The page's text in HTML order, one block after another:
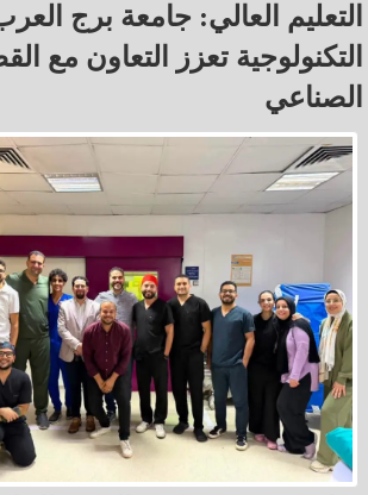
التعليم العالي: جامعة برج
التكنولوجية تعزز التعاون مع
الصناعي